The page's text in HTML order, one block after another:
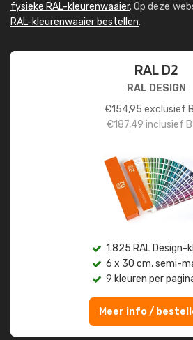
fysieke RAL-kleurenwaaier. Op deze
RAL-kleurenwaaier bestellen.
RAL D2
RAL DESIGN
€154,95 exclusief
€187,49 inclusief
1.825 RAL Design-
6 x 30 cm, semi-
9 kleuren per
Meer info /